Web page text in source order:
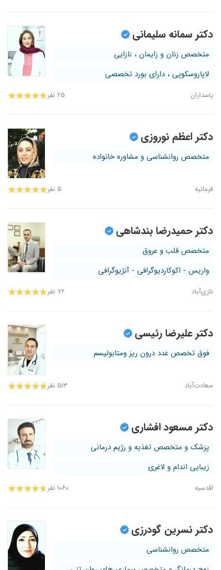
دکتر سمانه سلیمانی
متخصص زنان و زایمان ، نازایی
لاپاروسکوپی ، دارای بورد تخصصی
پاسداران ۲۵ نفر
دکتر اعظم نوروزی
متخصص روانشناسی و مشاوره خانواده
فرمانیه ۵ نفر
دکتر حمیدرضا بندشاهی
متخصص قلب و عروق
واریس - اکوکاردیوگرافی - آنژیوگرافی
نازی‌آباد ۷۲ نفر
دکتر علیرضا رئیسی
فوق تخصص غدد درون ریز ومتابولیسم
سعادت‌آباد ۵۱۳ نفر
دکتر مسعود افشاری
پزشک و متخصص تغذیه و رژیم درمانی
زیبایی اندام و لاغری
اقدسیه ۱۰۶۰ نفر
دکتر نسرین گودرزی
متخصص روانشناسی